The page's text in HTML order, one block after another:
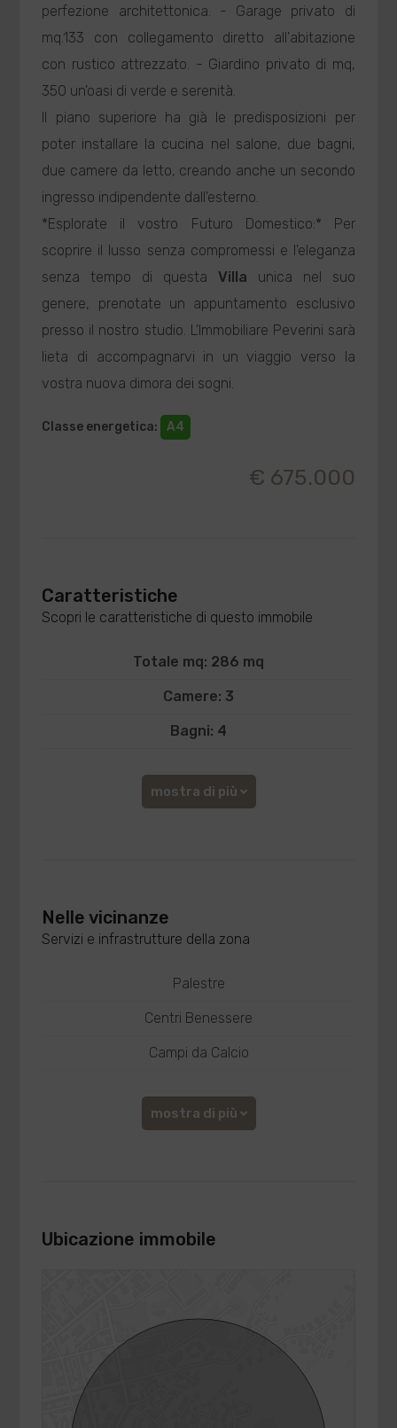
perfezione architettonica. - Garage privato di
mq.133 con collegamento diretto all'abitazione
con rustico attrezzato. - Giardino privato di mq,
350 un'oasi di verde e serenità.
Il piano superiore ha già le predisposizioni per
poter installare la cucina nel salone, due bagni,
due camere da letto, creando anche un secondo
ingresso indipendente dall'esterno.
*Esplorate il vostro Futuro Domestico:* Per
scoprire il lusso senza compromessi e l'eleganza
senza tempo di questa Villa unica nel suo
genere, prenotate un appuntamento esclusivo
presso il nostro studio. L'Immobiliare Peverini sarà
lieta di accompagnarvi in un viaggio verso la
vostra nuova dimora dei sogni.
Classe energetica: A4
€ 675.000
Caratteristiche
Scopri le caratteristiche di questo immobile
Totale mq: 286 mq
Camere: 3
Bagni: 4
mostra di più
Nelle vicinanze
Servizi e infrastrutture della zona
Palestre
Centri Benessere
Campi da Calcio
mostra di più
Ubicazione immobile